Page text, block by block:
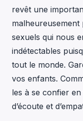
revêt une
sexuels qui nous
indétectables
tout le monde.
vos enfants.
les à se confier
d’écoute et